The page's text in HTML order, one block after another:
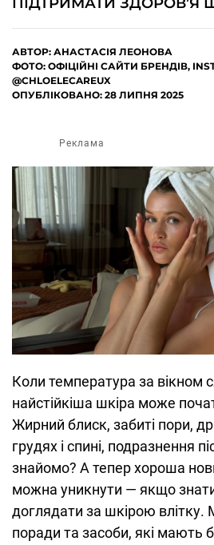
АВТОР: АНАСТАСІЯ ЛЕОНОВА
ФОТО: ОФІЦІЙНІ САЙТИ БРЕНДІВ,
@CHLOELECAREUX
ОПУБЛІКОВАНО: 28 ЛИПНЯ 2025
Реклама
Коли температура за вікном
найстійкіша шкіра може
Жирний блиск, забиті пори,
грудях і спині, подразнення
знайомо? А тепер хороша
можна уникнути — якщо
доглядати за шкірою влітку.
поради та засоби, які мають